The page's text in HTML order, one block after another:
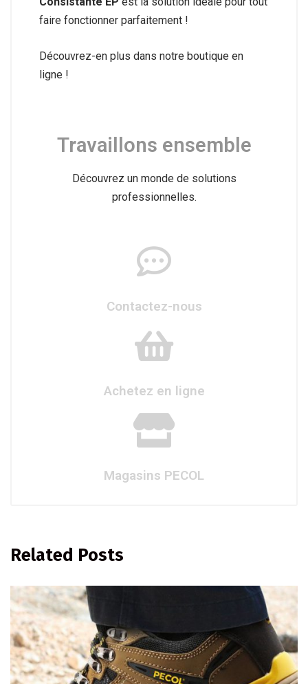
faire fonctionner parfaitement !
Découvrez-en plus dans notre boutique en
ligne !
Travaillons ensemble
Découvrez un monde de solutions
professionnelles.
Contactez-nous
Achetez en ligne
Magasins PECOL
Related Posts